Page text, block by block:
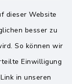
dieser Website
besser zu
So können wir
Einwilligung
in unseren